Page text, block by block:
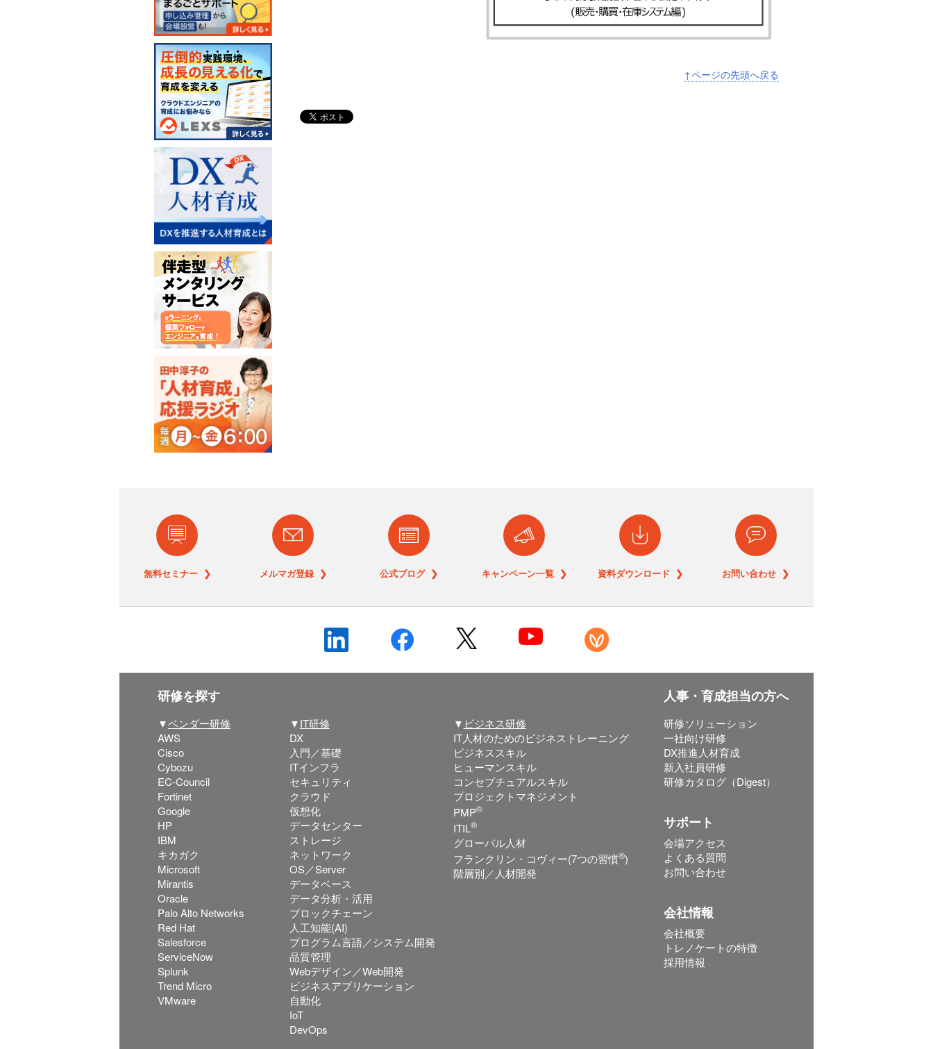
↑ページの先頭へ戻る
無料セミナー ❯ メルマガ登録 ❯ 公式ブログ ❯ キャンペーン一覧 ❯ 資料ダウンロード ❯ お問い合わせ ❯
研修を探す
▼ベンダー研修
AWS
Cisco
Cybozu
EC-Council
Fortinet
Google
HP
IBM
キカガク
Microsoft
Mirantis
Oracle
Palo Alto Networks
Red Hat
Salesforce
ServiceNow
Splunk
Trend Micro
VMware
▼IT研修
DX
入門／基礎
ITインフラ
セキュリティ
クラウド
仮想化
データセンター
ストレージ
ネットワーク
OS／Server
データベース
データ分析・活用
ブロックチェーン
人工知能(AI)
プログラム言語／システム開発
品質管理
Webデザイン／Web開発
ビジネスアプリケーション
自動化
IoT
DevOps
▼ ビジネス研修
IT人材のためのビジネストレーニング
ビジネススキル
ヒューマンスキル
コンセプチュアルスキル
プロジェクトマネジメント
PMP®
ITIL®
グローバル人材
フランクリン・コヴィー(7つの習慣®)
階層別／人材開発
人事・育成担当の方へ
研修ソリューション
一社向け研修
DX推進人材育成
新入社員研修
研修カタログ（Digest）
サポート
会場アクセス
よくある質問
お問い合わせ
会社情報
会社概要
トレノケートの特徴
採用情報